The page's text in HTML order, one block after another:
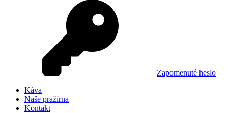
Zapomenuté heslo
Káva
Naše pražírna
Kontakt